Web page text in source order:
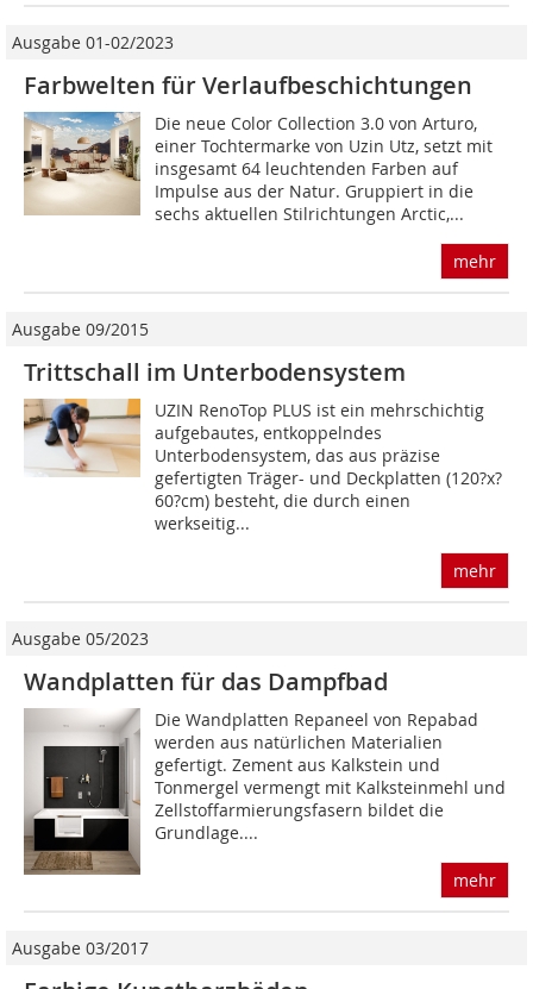
Ausgabe 01-02/2023
Farbwelten für Verlaufbeschichtungen
Die neue Color Collection 3.0 von Arturo,
einer Tochtermarke von Uzin Utz, setzt mit
insgesamt 64 leuchtenden Farben auf
Impulse aus der Natur. Gruppiert in die
sechs aktuellen Stilrichtungen Arctic,...
mehr
Ausgabe 09/2015
Trittschall im Unterbodensystem
UZIN RenoTop PLUS ist ein mehrschichtig
aufgebautes, entkoppelndes
Unterbodensystem, das aus präzise
gefertigten Träger- und Deckplatten (120?x?
60?cm) besteht, die durch einen
werkseitig...
mehr
Ausgabe 05/2023
Wandplatten für das Dampfbad
Die Wandplatten Repaneel von Repabad
werden aus natürlichen Materialien
gefertigt. Zement aus Kalkstein und
Tonmergel vermengt mit Kalksteinmehl und
Zellstoffarmierungsfasern bildet die
Grundlage....
mehr
Ausgabe 03/2017